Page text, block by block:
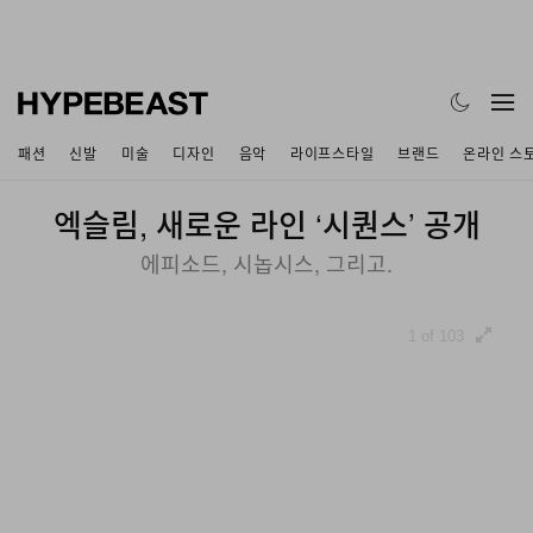
패션 신발 미술 디자인 음악 라이프스타일 브랜드 온라인 스
엑슬림, 새로운 라인 ‘시퀀스’ 공개
에피소드, 시놉시스, 그리고.